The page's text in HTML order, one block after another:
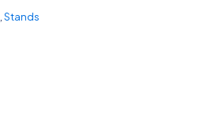
Stands